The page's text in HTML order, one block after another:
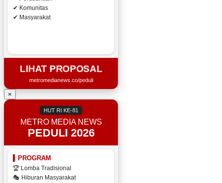
✔ Komunitas
✔ Masyarakat
LIHAT PROPOSAL
metromedianews.co/peduli
×
HUT RI KE-81
METRO MEDIA NEWS
PEDULI 2026
PROGRAM
🏆 Lomba Tradisional
🎭 Hiburan Masyarakat